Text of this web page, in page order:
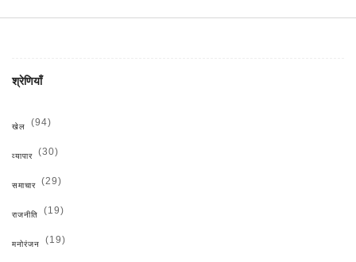
श्रेणियाँ
खेल (94)
व्यापार (30)
समाचार (29)
राजनीति (19)
मनोरंजन (19)